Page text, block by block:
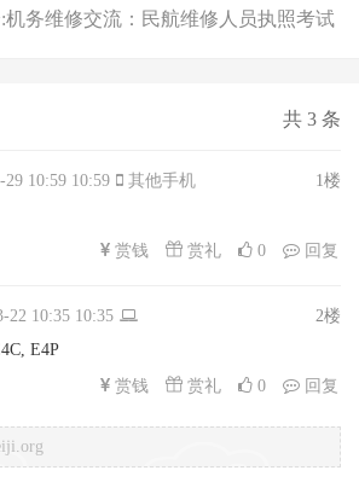
机务维修交流：民航维修人员执照考试
共 3 条
29 10:59 10:59 其他手机
1楼
赏钱 赏礼 0 回复
22 10:35 10:35
2楼
E4P
赏钱 赏礼 0 回复